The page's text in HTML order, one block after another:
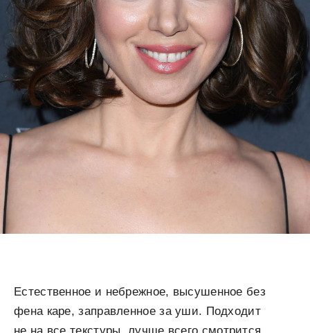
Естественное и небрежное, высушенное без
фена каре, заправленное за уши. Подходит